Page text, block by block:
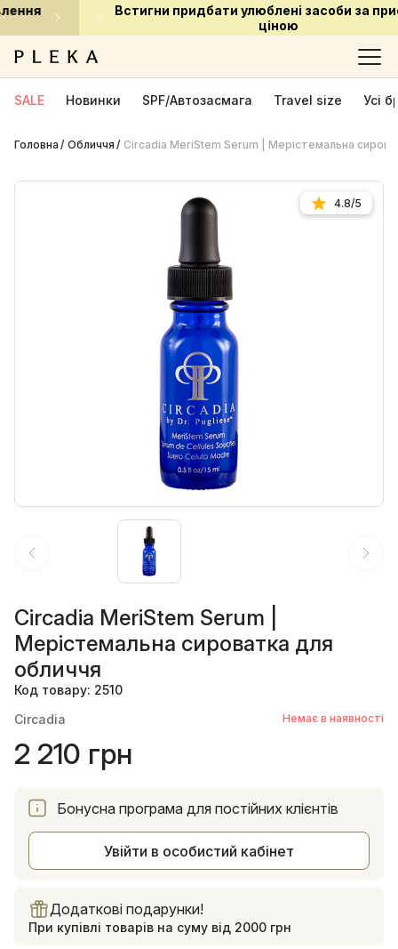
Встигни придбати улюблені засоби за приємною
SALE Новинки SPF/Автозасмага Travel size Усі
Головна Обличчя Circadia MeriStem Serum | Мерістемальна
4.8/5
Circadia MeriStem Serum |
Мерістемальна сироватка для
обличчя
Код товару: 2510
Circadia
Немає в наявності
2 210 грн
Бонусна програма для постійних клієнтів
Увійти в особистий кабінет
Додаткові подарунки!
При купівлі товарів на суму від 2000 грн